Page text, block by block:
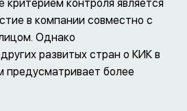
критерием контроля является
в компании совместно с
Однако
развитых стран о КИК в
предусматривает более